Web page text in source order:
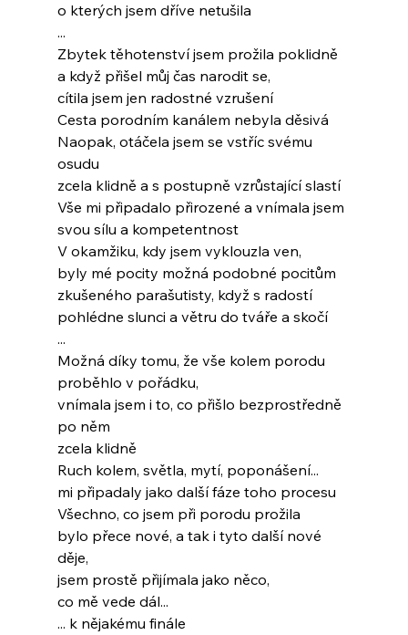
o kterých jsem dříve netušila
...
Zbytek těhotenství jsem prožila poklidně
a když přišel můj čas narodit se,
cítila jsem jen radostné vzrušení
Cesta porodním kanálem nebyla děsivá
Naopak, otáčela jsem se vstříc svému
osudu
zcela klidně a s postupně vzrůstající slastí
Vše mi připadalo přirozené a vnímala jsem
svou sílu a kompetentnost
V okamžiku, kdy jsem vyklouzla ven,
byly mé pocity možná podobné pocitům
zkušeného parašutisty, když s radostí
pohlédne slunci a větru do tváře a skočí
...
Možná díky tomu, že vše kolem porodu
proběhlo v pořádku,
vnímala jsem i to, co přišlo bezprostředně
po něm
zcela klidně
Ruch kolem, světla, mytí, poponášení...
mi připadaly jako další fáze toho procesu
Všechno, co jsem při porodu prožila
bylo přece nové, a tak i tyto další nové
děje,
jsem prostě přijímala jako něco,
co mě vede dál...
... k nějakému finále